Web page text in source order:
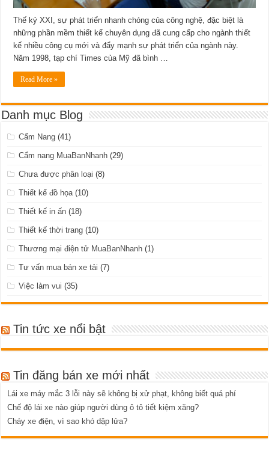
Thế kỷ XXI, sự phát triển nhanh chóng của công nghệ, đặc biệt là
những phần mềm thiết kế chuyên dụng đã cung cấp cho ngành thiết
kế nhiều công cụ mới và đẩy mạnh sự phát triển của ngành này.
Năm 1998, tạp chí Times của Mỹ đã bình …
Read More »
Danh mục Blog
Cẩm Nang (41)
Cẩm nang MuaBanNhanh (29)
Chưa được phân loại (8)
Thiết kế đồ họa(10)
Thiết kế in ấn (18)
Thiết kế thời trang (10)
Thương mại điện tử MuaBanNhanh (1)
Tư vấn mua bán xe tải (7)
Việc làm vui (35)
Tin tức xe nổi bật
Tin đăng bán xe mới nhất
Lái xe máy mắc 3 lỗi này sẽ không bị xử phạt, không biết quá phí
Chế độ lái xe nào giúp người dùng ô tô tiết kiệm xăng?
Cháy xe điện, vì sao khó dập lửa?